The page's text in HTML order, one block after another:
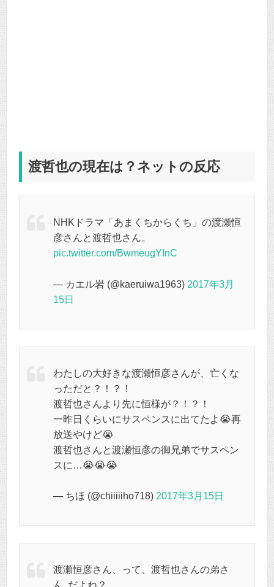
渡哲也の現在は？ネットの反応
NHKドラマ「あまくちからくち」の渡瀬恒
彦さんと渡哲也さん。
pic.twitter.com/BwmeugYInC
— カエル岩 (@kaeruiwa1963) 2017年3月
15日
わたしの大好きな渡瀬恒彦さんが、亡くな
っただと？！？！
渡哲也さんより先に恒様が？！？！
一昨日くらいにサスペンスに出てたよ😭再
放送やけど😭
渡哲也さんと渡瀬恒彦の御兄弟でサスペン
スに…😭😭😭
— ちほ (@chiiiiiho718) 2017年3月15日
渡瀬恒彦さん、って、渡哲也さんの弟さ